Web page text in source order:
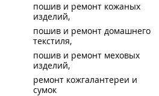
пошив и ремонт кожаных
изделий
пошив и ремонт домашнего
текстиля
пошив и ремонт меховых
изделий
ремонт кожгалантереи и
сумок